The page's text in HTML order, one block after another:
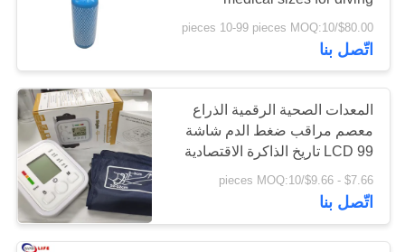
سياسة
الخصوصية
لوازم معدات
الإسعافات الأولية
181
portable oxygen tanks
$80.00/pieces 10-99 pieces MOQ:10
اتّصل بنا
المعدات الصحية الرقمية الذراع
معصم مراقب ضغط الدم شاشة
LCD 99 تاريخ الذاكرة الاقتصادية
معدات الإسعافات الأولية
$7.66 - $9.66/pieces MOQ:10
اتّصل بنا